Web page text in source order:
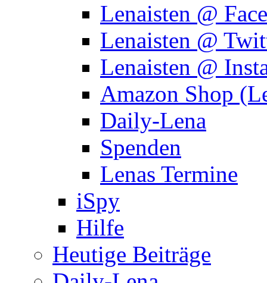
Lenaisten @
Lenaisten @
Lenaisten @
Amazon Shop
Daily-Lena
Spenden
Lenas Termine
iSpy
Hilfe
Heutige Beiträge